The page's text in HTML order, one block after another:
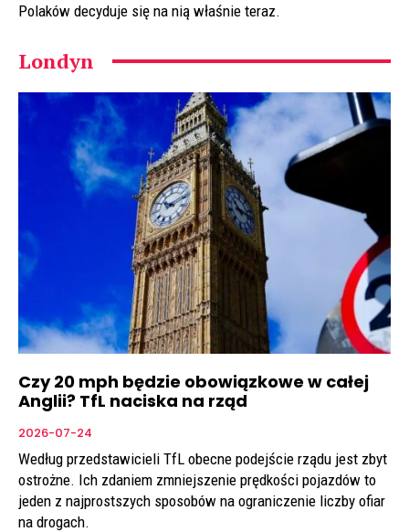
Polaków decyduje się na nią właśnie teraz.
Londyn
Czy 20 mph będzie obowiązkowe w całej
Anglii? TfL naciska na rząd
2026-07-24
Według przedstawicieli TfL obecne podejście rządu jest zbyt
ostrożne. Ich zdaniem zmniejszenie prędkości pojazdów to
jeden z najprostszych sposobów na ograniczenie liczby ofiar
na drogach.